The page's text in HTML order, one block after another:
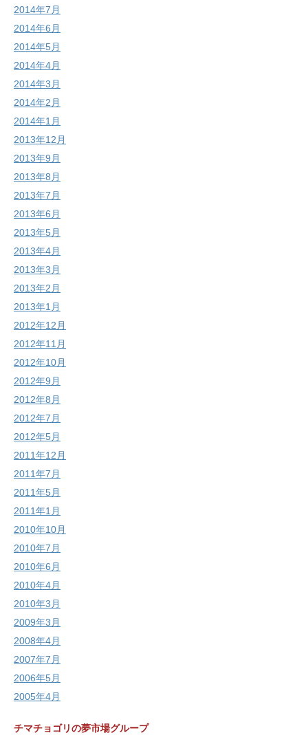
2014年7月
2014年6月
2014年5月
2014年4月
2014年3月
2014年2月
2014年1月
2013年12月
2013年9月
2013年8月
2013年7月
2013年6月
2013年5月
2013年4月
2013年3月
2013年2月
2013年1月
2012年12月
2012年11月
2012年10月
2012年9月
2012年8月
2012年7月
2012年5月
2011年12月
2011年7月
2011年5月
2011年1月
2010年10月
2010年7月
2010年6月
2010年4月
2010年3月
2009年3月
2008年4月
2007年7月
2006年5月
2005年4月
チマチョゴリの夢市場グループ